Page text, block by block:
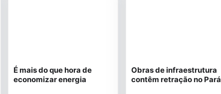
É mais do que hora de
economizar energia
Obras de infraestrutura
contêm retração no Pará